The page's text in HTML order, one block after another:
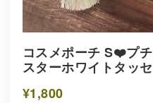
コスメポーチ S❤️プ
スターホワイトタッ
¥1,800